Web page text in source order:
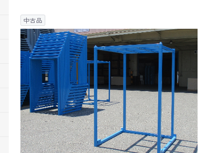
中古品